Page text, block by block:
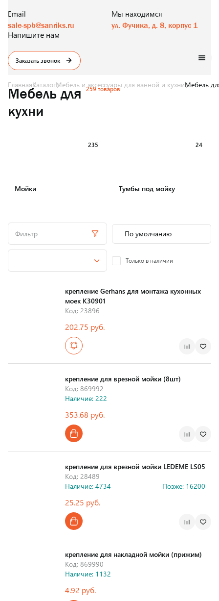
Email
sale-spb@sanriks.ru
Напишите нам
Мы находимся
ул. Фучика, д. 8, корпус 1
Заказать звонок
ГлавнаяКаталогМебель и аксессуары для ванной и кухниМебель
Мебель для
кухни
259 товаров
Мойки
235
Тумбы под мойку
24
Фильтр
Только в наличии
крепление Gerhans для монтажа кухонных
моек К30901
Код: 23896
202.75 руб.
крепление для врезной мойки (8шт)
Код: 869992
Наличие: 222
353.68 руб.
крепление для врезной мойки LEDEME LS05
Код: 28489
Наличие: 4734
Позже: 16200
25.25 руб.
крепление для накладной мойки (прижим)
Код: 869990
Наличие: 1132
4.92 руб.